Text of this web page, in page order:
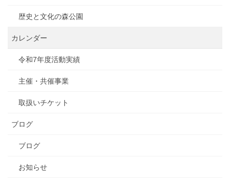
歴史と文化の森公園
カレンダー
令和7年度活動実績
主催・共催事業
取扱いチケット
ブログ
ブログ
お知らせ